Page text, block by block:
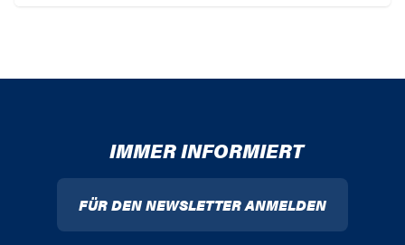
IMMER INFORMIERT
FÜR DEN NEWSLETTER ANMELDEN